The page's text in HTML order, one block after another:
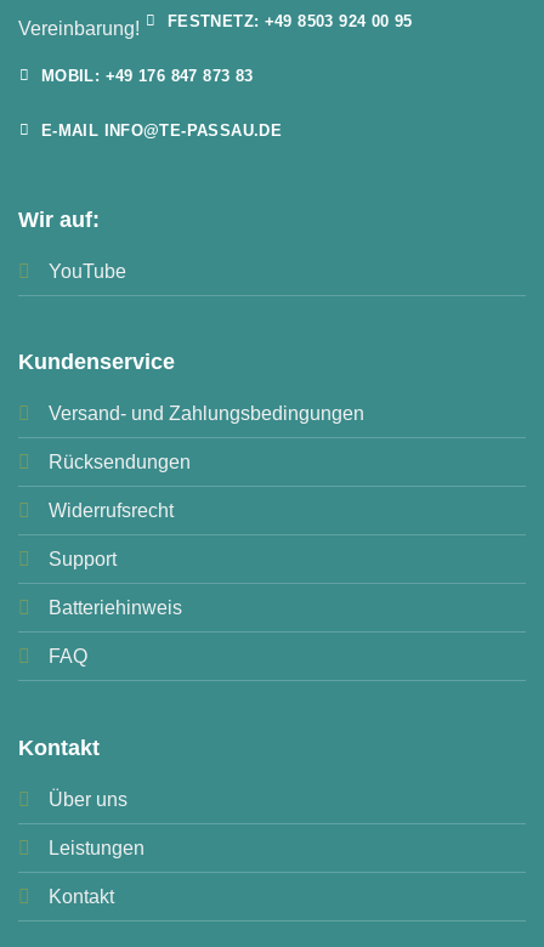
Vereinbarung!
FESTNETZ: +49 8503 924 00 95
MOBIL: +49 176 847 873 83
E-MAIL INFO@TE-PASSAU.DE
Wir auf:
YouTube
Kundenservice
Versand- und Zahlungsbedingungen
Rücksendungen
Widerrufsrecht
Support
Batteriehinweis
FAQ
Kontakt
Über uns
Leistungen
Kontakt